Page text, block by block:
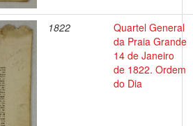
1822
Quartel General
da Praia Grande
14 de Janeiro
de 1822. Ordem
do Dia